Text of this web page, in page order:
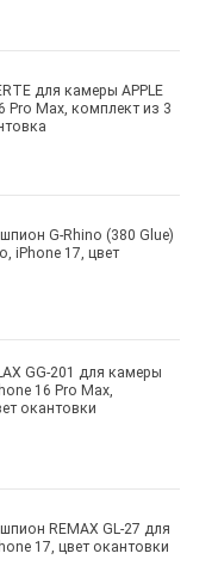
для камеры APPLE
Pro Max, комплект из 3
G-Rhino (380 Glue)
iPhone 17, цвет
GG-201 для камеры
16 Pro Max,
окантовки
REMAX GL-27 для
17, цвет окантовки